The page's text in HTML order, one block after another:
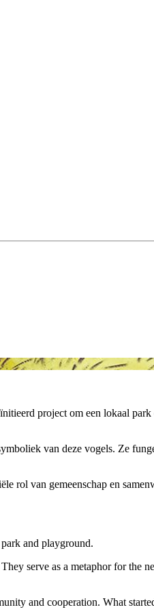
project om een lokaal
van deze vogels. Ze
rol van gemeenschap en
and playground.
serve as a metaphor for the
and cooperation. What